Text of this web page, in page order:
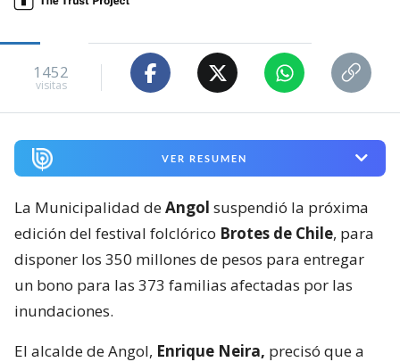
1452
visitas
VER RESUMEN
La Municipalidad deAngol suspendió la próxima
edición del festival folclórico Brotes de Chile, para
disponer los 350 millones de pesos para entregar
un bono para las 373 familias afectadas por las
inundaciones.
El alcalde de Angol, Enrique Neira, precisó que a